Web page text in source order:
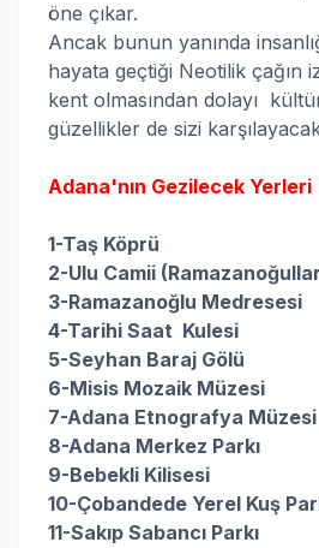
öne çıkar.
Ancak bunun yanında
hayata geçtiği Neotilik çağın
kent olmasından dolayı
güzellikler de sizi
Adana'nın Gezilecek Yerleri
1-Taş Köprü
2-Ulu Camii
3-Ramazanoğlu Medresesi
4-Tarihi Saat Kulesi
5-Seyhan Baraj Gölü
6-Misis Mozaik Müzesi
7-Adana Etnografya Müzesi
8-Adana Merkez Parkı
9-Bebekli Kilisesi
10-Çobandede Yerel Kuş
11-Sakıp Sabancı Parkı